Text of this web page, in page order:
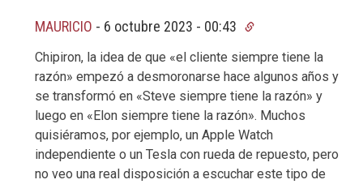
MAURICIO - 6 octubre 2023 - 00:43
Chipiron, la idea de que «el cliente siempre tiene la
razón» empezó a desmoronarse hace algunos años y
se transformó en «Steve siempre tiene la razón» y
luego en «Elon siempre tiene la razón». Muchos
quisiéramos, por ejemplo, un Apple Watch
independiente o un Tesla con rueda de repuesto, pero
no veo una real disposición a escuchar este tipo de